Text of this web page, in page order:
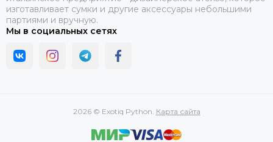
изготавливает сумки и другие аксессуары небольшими
партиями и вручную.
Мы в социальных сетях
2026 © Exotiq Python. Карта сайта